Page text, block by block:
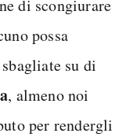
di scongiurare
possa
su di
, almeno noi
per rendergli